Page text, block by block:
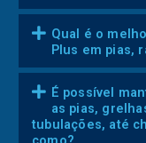
Qual é o
Plus em pias,
É possível
as pias,
tubulações, até